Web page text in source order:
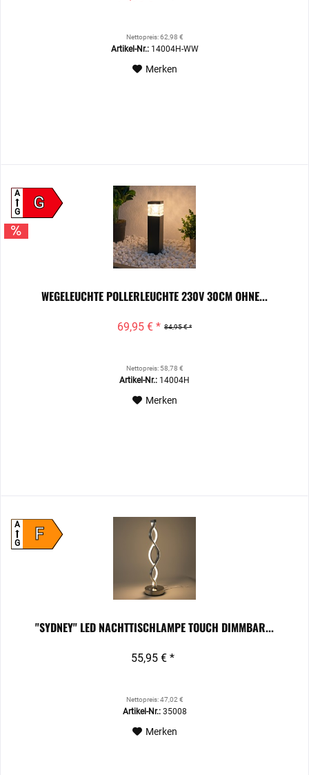
Nettopreis: 62,98 €
Artikel-Nr.:14004H-WW
Merken
G
A
G
WEGELEUCHTE POLLERLEUCHTE 230V 30CM OHNE...
84,95 € *
69,95 € *
Nettopreis: 58,78 €
Artikel-Nr.: 14004H
Merken
F
A
G
"SYDNEY" LED NACHTTISCHLAMPE TOUCH DIMMBAR...
55,95 € *
Nettopreis: 47,02 €
Artikel-Nr.:35008
Merken